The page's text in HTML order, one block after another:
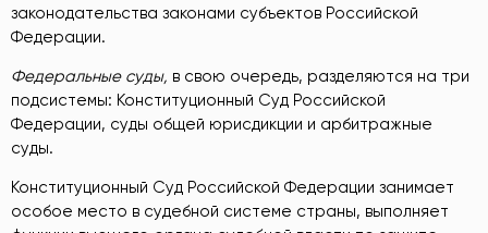
законодательства законами субъектов Российской
Федерации.
Федеральные суды, в свою очередь, разделяются на три
подсистемы: Конституционный Суд Российской
Федерации, суды общей юрисдикции и арбитражные
суды.
Конституционный Суд Российской Федерации занимает
особое место в судебной системе страны, выполняет